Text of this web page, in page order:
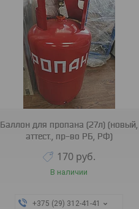
Баллон для пропана (27л) (новый,
аттест., пр-во РБ, РФ)
170 руб.
В наличии
+375 (29) 312-41-41